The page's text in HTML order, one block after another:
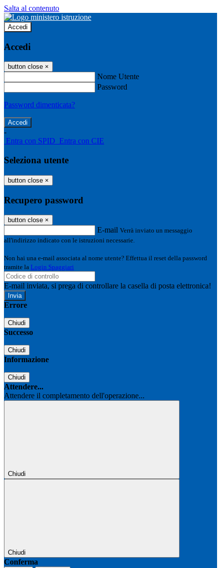
Salta al contenuto
Accedi
Accedi
button close ×
Nome Utente
Password
Password dimenticata?
-
Entra con SPID Entra con CIE
Seleziona utente
button close ×
Recupero password
button close ×
E-mail Verrà inviato un messaggio
all'indirizzo indicato con le istruzioni necessarie.
Non hai una e-mail associata al nome utente? Effettua il reset della password
tramite la Login Spaggiari
E-mail inviata, si prega di controllare la casella di posta elettronica!
Errore
Chiudi
Successo
Chiudi
Informazione
Chiudi
Attendere...
Attendere il completamento dell'operazione...
Chiudi
Chiudi
Conferma